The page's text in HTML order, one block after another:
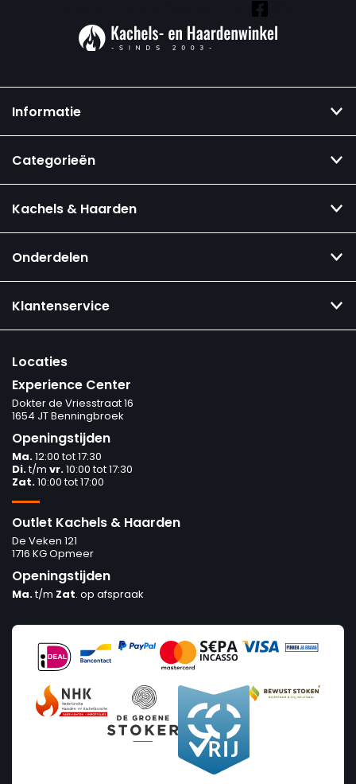
Informatie
Categorieën
Kachels & Haarden
Onderdelen
Klantenservice
Locaties
Experience Center
Dokter de Vriesstraat 16
1654 JT Benningbroek
Openingstijden
Ma.12:00 tot 17:30
Di.t/m vr.10:00 tot 17:30
Zat.10:00 tot 17:00
Outlet Kachels & Haarden
De Veken 121
1716 KG Opmeer
Openingstijden
Ma.t/m Zat. op afspraak